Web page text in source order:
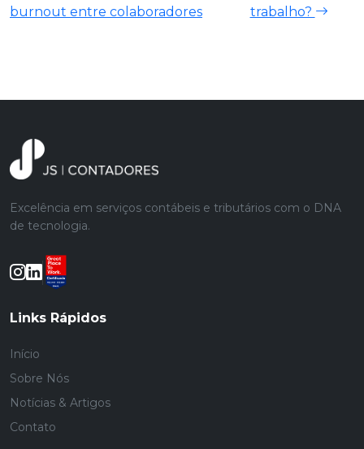
burnout entre colaboradores
trabalho?
Excelência em serviços contábeis e tributários com o DNA
de tecnologia.
Links Rápidos
Início
Sobre Nós
Notícias & Artigos
Contato